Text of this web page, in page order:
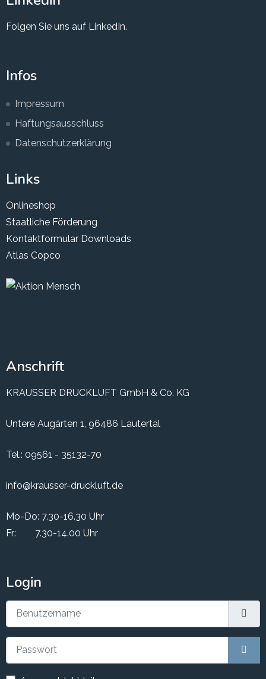
Folgen Sie uns auf LinkedIn.
Infos
Impressum
Haftungsausschluss
Datenschutzerklärung
Links
Onlineshop
Staatliche Förderung
Kontaktformular Downloads
Atlas Copco
Anschrift
KRAUSSER DRUCKLUFT GmbH & Co. KG
Untere Augärten 1, 96486 Lautertal
Tel.: 09561 - 35132-70
info@krausser-druckluft.de
Mo-Do: 7.30-16.30 Uhr
Fr: 7.30-14.00 Uhr
Login
Benutzername
Passwort